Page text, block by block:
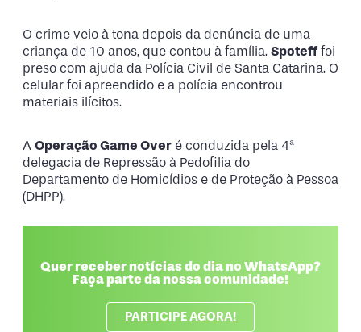
O crime veio à tona depois da denúncia de uma
criança de 10 anos, que contou à família. Spoteff foi
preso com ajuda da Polícia Civil de Santa Catarina. O
celular foi apreendido e a polícia encontrou
materiais ilícitos.
A Operação Game Over é conduzida pela 4ª
delegacia de Repressão à Pedofilia do
Departamento de Homicídios e de Proteção à Pessoa
(DHPP).
Quer receber notícias do dia no WhatsApp?
Faça parte da nossa comunidade!
PARTICIPE AGORA!